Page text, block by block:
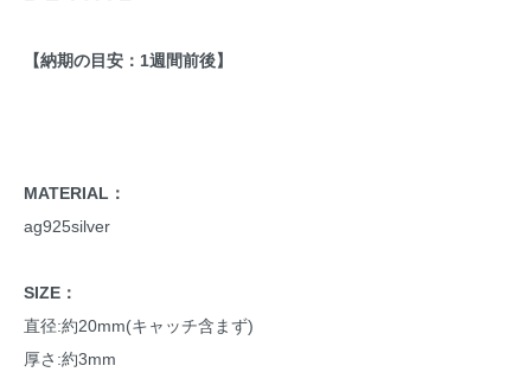
【納期の目安：1週間前後】
MATERIAL：
ag925silver
SIZE：
直径:約20mm(キャッチ含まず)
厚さ:約3mm